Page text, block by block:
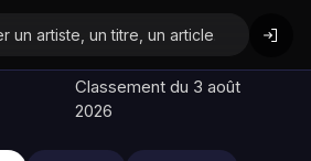
Classement du 3 août
2026